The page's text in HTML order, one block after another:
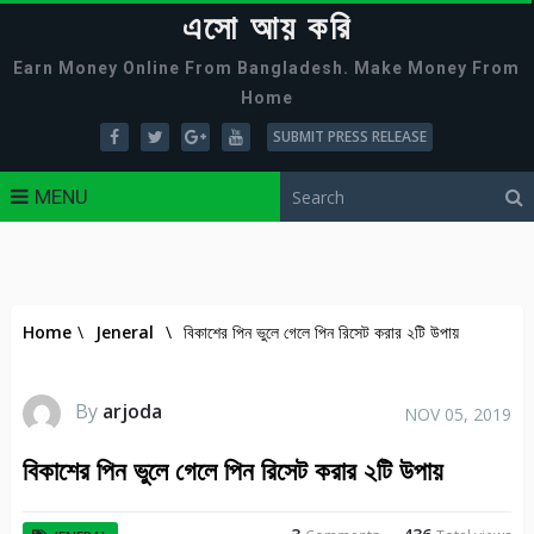
এসো আয় করি
Earn Money Online From Bangladesh. Make Money From
Home
SUBMIT PRESS RELEASE
MENU
Home \ Jeneral \ বিকাশের পিন ভুলে গেলে পিন রিসেট করার ২টি উপায়
By arjoda NOV 05, 2019
বিকাশের পিন ভুলে গেলে পিন রিসেট করার ২টি উপায়